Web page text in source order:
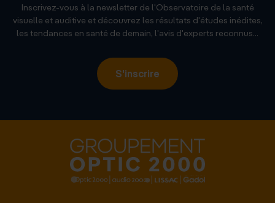
Inscrivez-vous à la newsletter de l'Observatoire de la santé
visuelle et auditive et découvrez les résultats d'études inédites,
les tendances en santé de demain, l'avis d'experts reconnus...
S'inscrire